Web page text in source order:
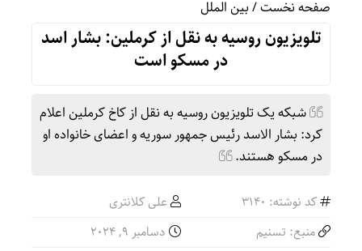
صفحه نخست/بین الملل
تلویزیون روسیه به نقل از کرملین: بشار اسد
در مسکو است
شبکه یک تلویزیون روسیه به نقل از کاخ کرملین اعلام
کرد: بشار الاسد رئیس جمهور سوریه و اعضای خانواده او
در مسکو هستند.
کد نوشته: 3140
علی کلانتری
منبع: تسنیم
دسامبر 9, 2024